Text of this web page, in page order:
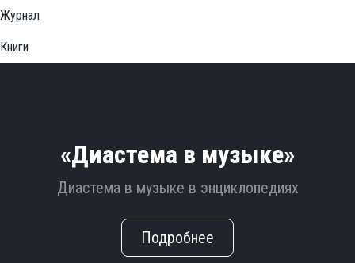
Журнал
Книги
«Диастема в музыке»
Диастема в музыке в энциклопедиях
Подробнее